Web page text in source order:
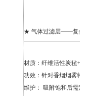
★ 气体过滤层——复合气
材质：纤维活性炭毡+复
功效：针对香烟烟雾特
维护： 吸附饱和后需定